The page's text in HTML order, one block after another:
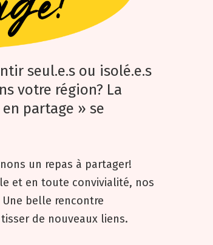
seul.e.s ou isolé.e.s
votre région? La
partage » se
un repas à partager!
et en toute convivialité, nos
belle rencontre
de nouveaux liens.